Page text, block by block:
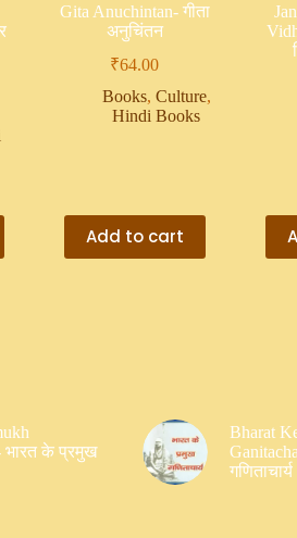
Gita Anuchintan- गीता
अनुचिंतन
₹64.00
Books, Culture,
Hindi Books
Add to cart
भारत के प्रमुख
Bharat
गणिताचार्य